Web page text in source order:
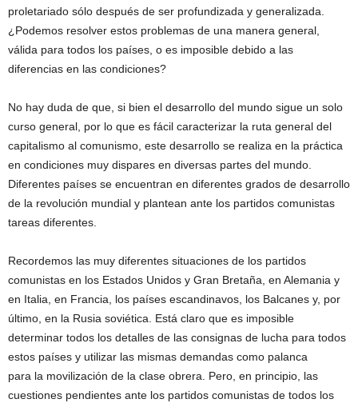
proletariado sólo después de ser profundizada y generalizada.
¿Podemos resolver estos problemas de una manera general,
válida para todos los países, o es imposible debido a las
diferencias en las condiciones?
No hay duda de que, si bien el desarrollo del mundo sigue un solo
curso general, por lo que es fácil caracterizar la ruta general del
capitalismo al comunismo, este desarrollo se realiza en la práctica
en condiciones muy dispares en diversas partes del mundo.
Diferentes países se encuentran en diferentes grados de desarrollo
de la revolución mundial y plantean ante los partidos comunistas
tareas diferentes.
Recordemos las muy diferentes situaciones de los partidos
comunistas en los Estados Unidos y Gran Bretaña, en Alemania y
en Italia, en Francia, los países escandinavos, los Balcanes y, por
último, en la Rusia soviética. Está claro que es imposible
determinar todos los detalles de las consignas de lucha para todos
estos países y utilizar las mismas demandas como palanca
para la movilización de la clase obrera. Pero, en principio, las
cuestiones pendientes ante los partidos comunistas de todos los